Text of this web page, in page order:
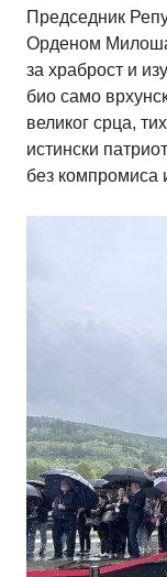
Председник
Орденом
за храброст и
био само
великог срца,
истински
без компромиса